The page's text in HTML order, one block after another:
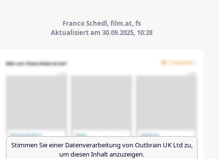
Franco Schedl, film.at, fs
Aktualisiert am 30.09.2025, 10:28
Stimmen Sie einer Datenverarbeitung von Outbrain UK Ltd zu,
um diesen Inhalt anzuzeigen.